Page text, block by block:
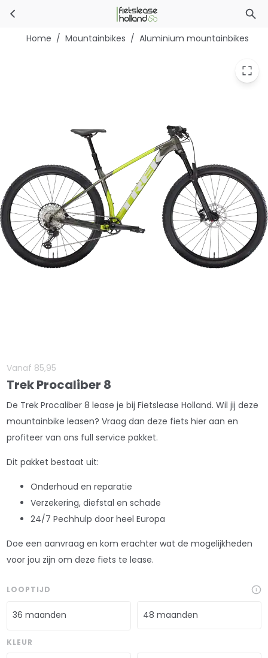
Ga naar hoofdinhoud
Trek Procaliber 8
Home / Mountainbikes / Aluminium mountainbikes
Vanaf 85,95
Trek Procaliber 8
De Trek Procaliber 8 lease je bij Fietslease Holland. Wil jij deze
mountainbike leasen? Vraag dan deze fiets hier aan en
profiteer van ons full service pakket.
Dit pakket bestaat uit:
Onderhoud en reparatie
Verzekering, diefstal en schade
24/7 Pechhulp door heel Europa
Doe een aanvraag en kom erachter wat de mogelijkheden
voor jou zijn om deze fiets te lease.
LOOPTIJD
36 maanden 48 maanden
KLEUR